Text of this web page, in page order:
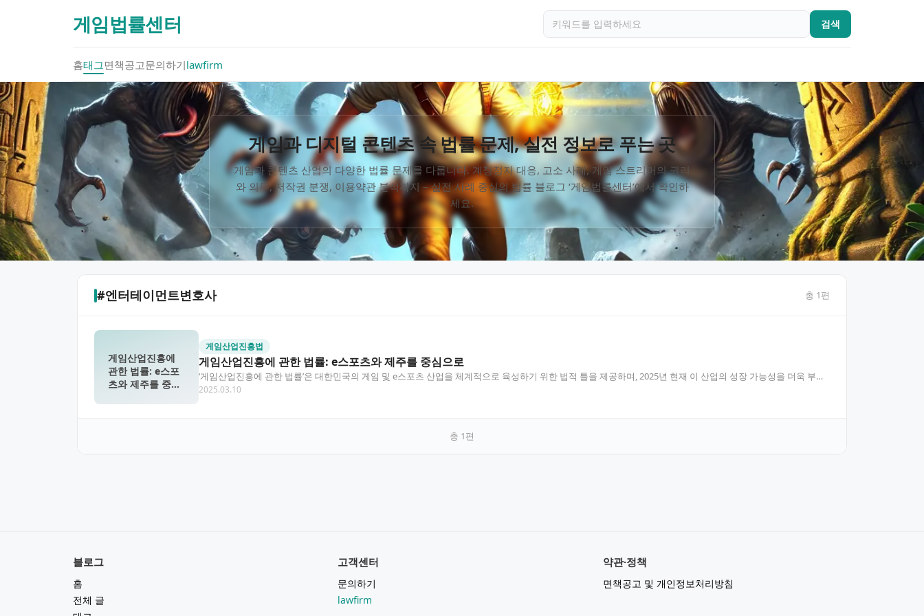
게임법률센터 검색
홈태그면책공고문의하기lawfirm
게임과 디지털 콘텐츠 속 법률 문제, 실전 정보로 푸는 곳
게임과 콘텐츠 산업의 다양한 법률 문제를 다룹니다. 계정정지 대응, 고소 사례, 게임 스트리머의 권리
와 의무, 저작권 분쟁, 이용약관 분석까지 – 실전 사례 중심의 법률 블로그 ‘게임법률센터’에서 확인하
#엔터테이먼트변호사 총 1편
게임산업진흥에
관한 법률: e스포
츠와 제주를 중심
게임산업진흥법
게임산업진흥에 관한 법률: e스포츠와 제주를 중심으로
‘게임산업진흥에 관한 법률’은 대한민국의 게임 및 e스포츠 산업을 체계적으로 육성하기 위한 법적 틀을 제공하며, 2025년 현재 이 산업의 성장 가능성을 더욱 부각
시키고 있습니다.…
2025.03.10
총 1편
블로그
홈
전체 글
고객센터
문의하기
lawfirm
약관·정책
면책공고 및 개인정보처리방침